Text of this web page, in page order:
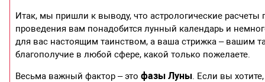
Итак, мы пришли к выводу, что астрологические
проведения вам понадобится лунный календарь и
для вас настоящим таинством, а ваша стрижка – вашим
благополучие в любой сфере, какой только пожелаете.
Весьма важный фактор – этофазы Луны. Если вы